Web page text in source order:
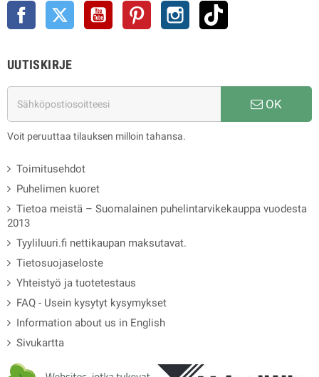
Facebook Twitter YouTube Pinterest Instagram
UUTISKIRJE
OK
Voit peruuttaa tilauksen milloin tahansa.
Toimitusehdot
Puhelimen kuoret
Tietoa meistä – Suomalainen puhelintarvikekauppa vuodesta
2013
Tyyliluuri.fi nettikaupan maksutavat.
Tietosuojaseloste
Yhteistyö ja tuotetestaus
FAQ - Usein kysytyt kysymykset
Information about us in English
Sivukartta